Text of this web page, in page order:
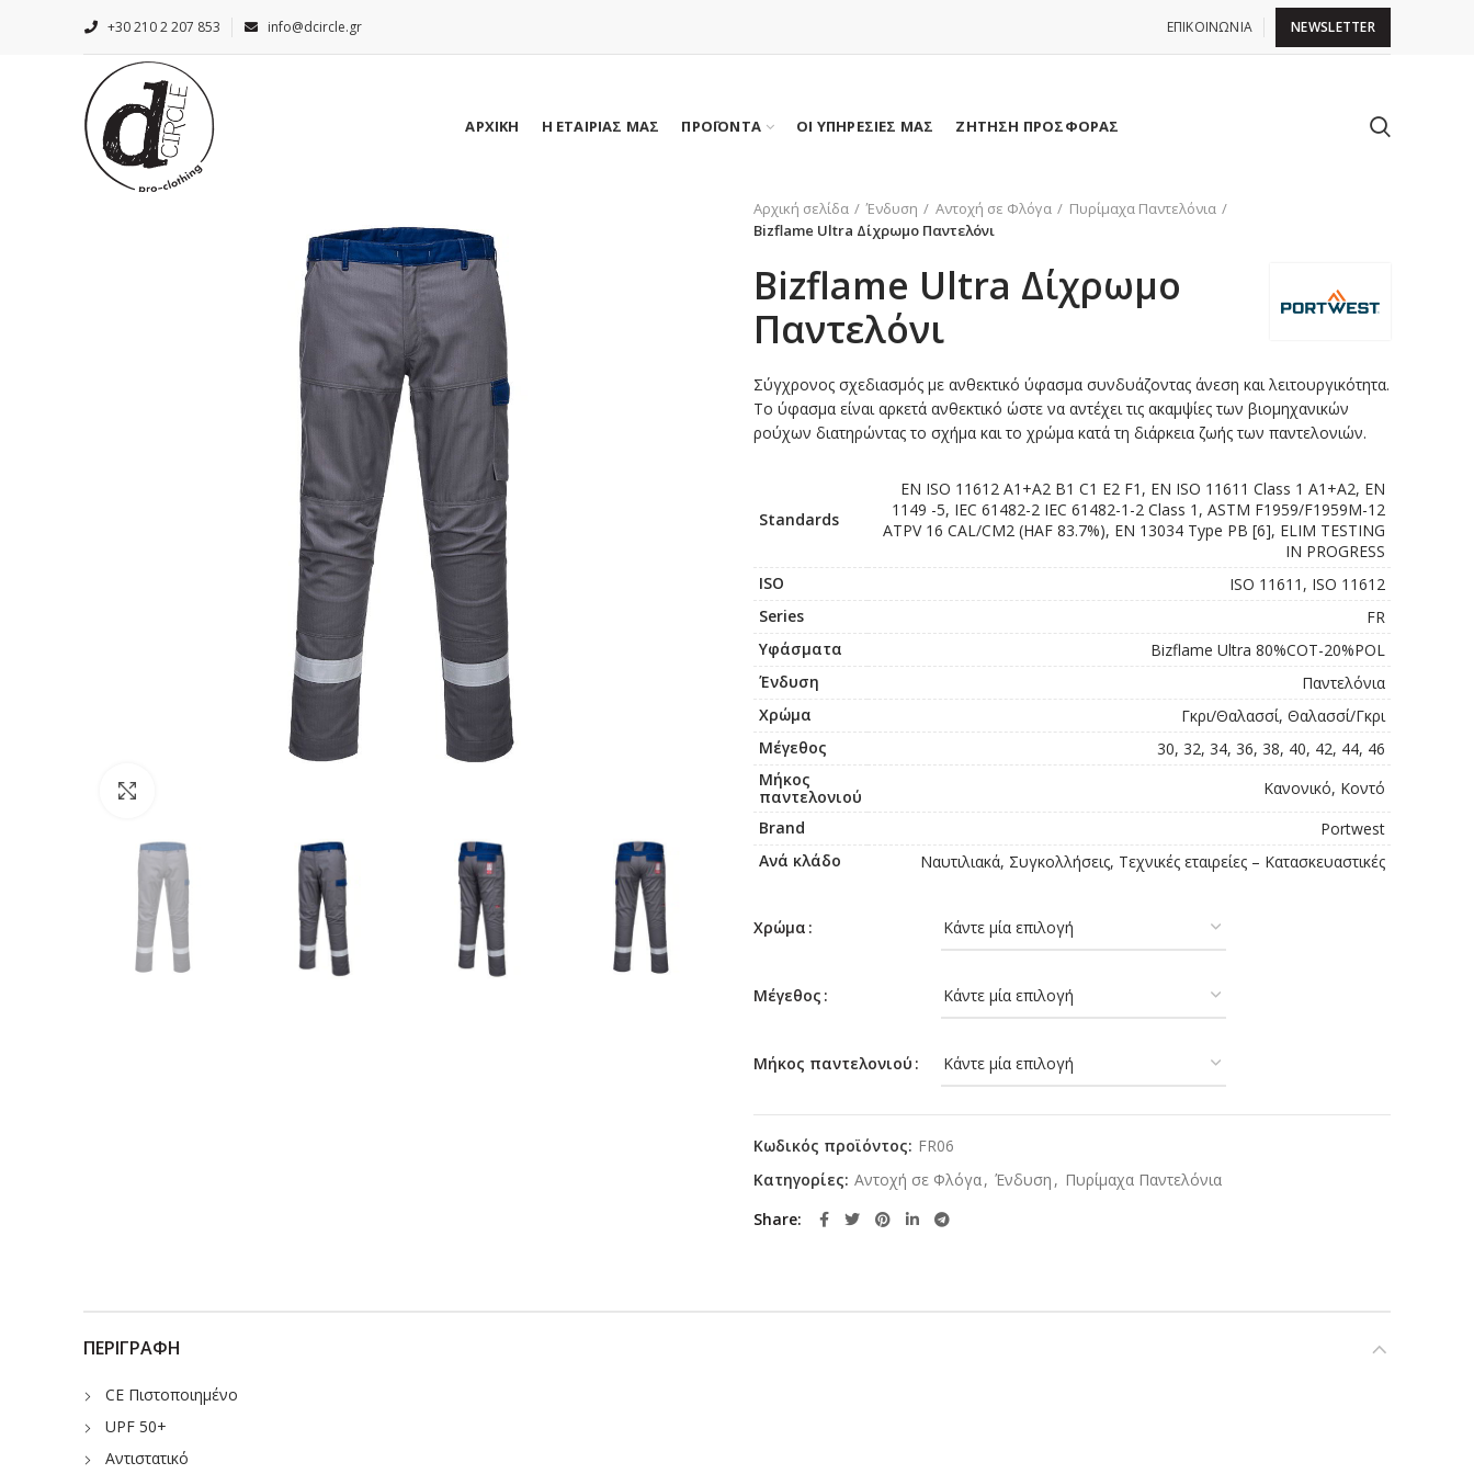
+30 210 2 207 853 info@dcircle.gr ΕΠΙΚΟΙΝΩΝΙΑ NEWSLETTER
ΑΡΧΙΚΗ Η ΕΤΑΙΡΙΑΣ ΜΑΣ ΠΡΟΪΟΝΤΑ ΟΙ ΥΠΗΡΕΣΙΕΣ ΜΑΣ ΖΗΤΗΣΗ ΠΡΟΣΦΟΡΑΣ
Αρχική σελίδα Ένδυση Αντοχή σε Φλόγα
Πυρίμαχα Παντελόνια
Bizflame Ultra Δίχρωμο Παντελόνι
Bizflame Ultra Δίχρωμο
Παντελόνι
Σύγχρονος σχεδιασμός με ανθεκτικό ύφασμα συνδυάζοντας άνεση και λειτουργικότητα.
Το ύφασμα είναι αρκετά ανθεκτικό ώστε να αντέχει τις ακαμψίες των βιομηχανικών
ρούχων διατηρώντας το σχήμα και το χρώμα κατά τη διάρκεια ζωής των παντελονιών.
Standards
EN ISO 11612 A1+A2 B1 C1 E2 F1, EN ISO 11611 Class 1 A1+A2, EN
1149 -5, IEC 61482-2 IEC 61482-1-2 Class 1, ASTM F1959/F1959M-12
ATPV 16 CAL/CM2 (HAF 83.7%), EN 13034 Type PB [6], ELIM TESTING
IN PROGRESS
ISO
ISO 11611, ISO 11612
Series
FR
Υφάσματα
Bizflame Ultra 80%COT-20%POL
Ένδυση
Παντελόνια
Χρώμα
Γκρι/Θαλασσί, Θαλασσί/Γκρι
Μέγεθος
30, 32, 34, 36, 38, 40, 42, 44, 46
Μήκος
παντελονιού
Κανονικό, Κοντό
Brand
Portwest
Ανά κλάδο
Ναυτιλιακά, Συγκολλήσεις, Τεχνικές εταιρείες – Κατασκευαστικές
Χρώμα
Μέγεθος
Μήκος παντελονιού
Κωδικός προϊόντος: FR06
Κατηγορίες: Αντοχή σε Φλόγα, Ένδυση , Πυρίμαχα Παντελόνια
Share
ΠΕΡΙΓΡΑΦΉ
CE Πιστοποιημένο
UPF 50+
Αντιστατικό